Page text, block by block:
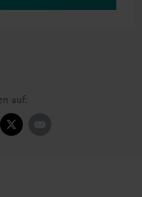
auf: